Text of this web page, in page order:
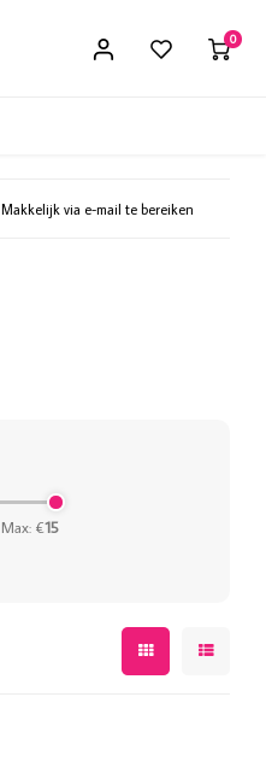
0
Makkelijk via e-mail te bereiken
Max: €15